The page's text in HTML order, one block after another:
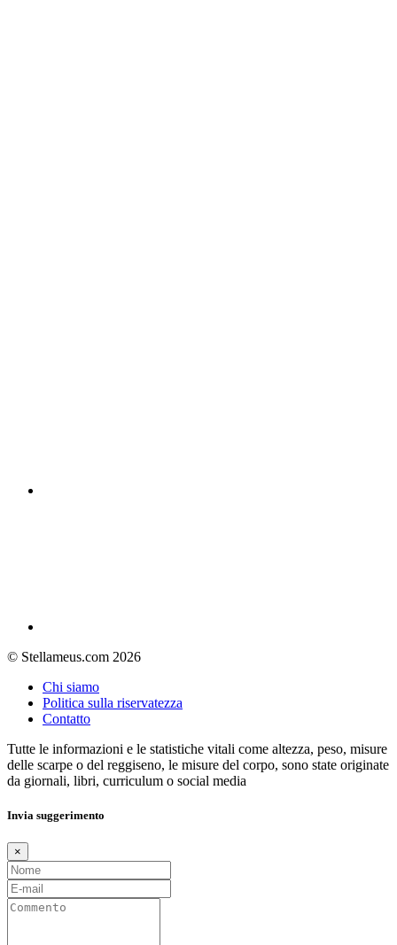
© Stellameus.com 2026
Chi siamo
Politica sulla riservatezza
Contatto
Tutte le informazioni e le statistiche vitali come altezza, peso, misure
delle scarpe o del reggiseno, le misure del corpo, sono state originate
da giornali, libri, curriculum o social media
Invia suggerimento
×